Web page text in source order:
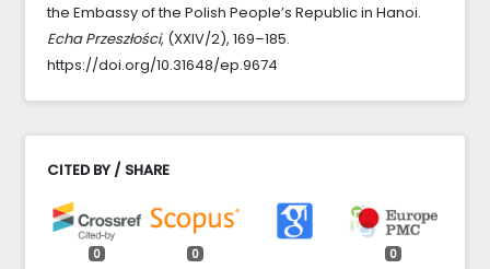
the Embassy of the Polish People’s Republic in Hanoi.
Echa Przeszłości, (XXIV/2), 169–185.
https://doi.org/10.31648/ep.9674
CITED BY / SHARE
0 0 0